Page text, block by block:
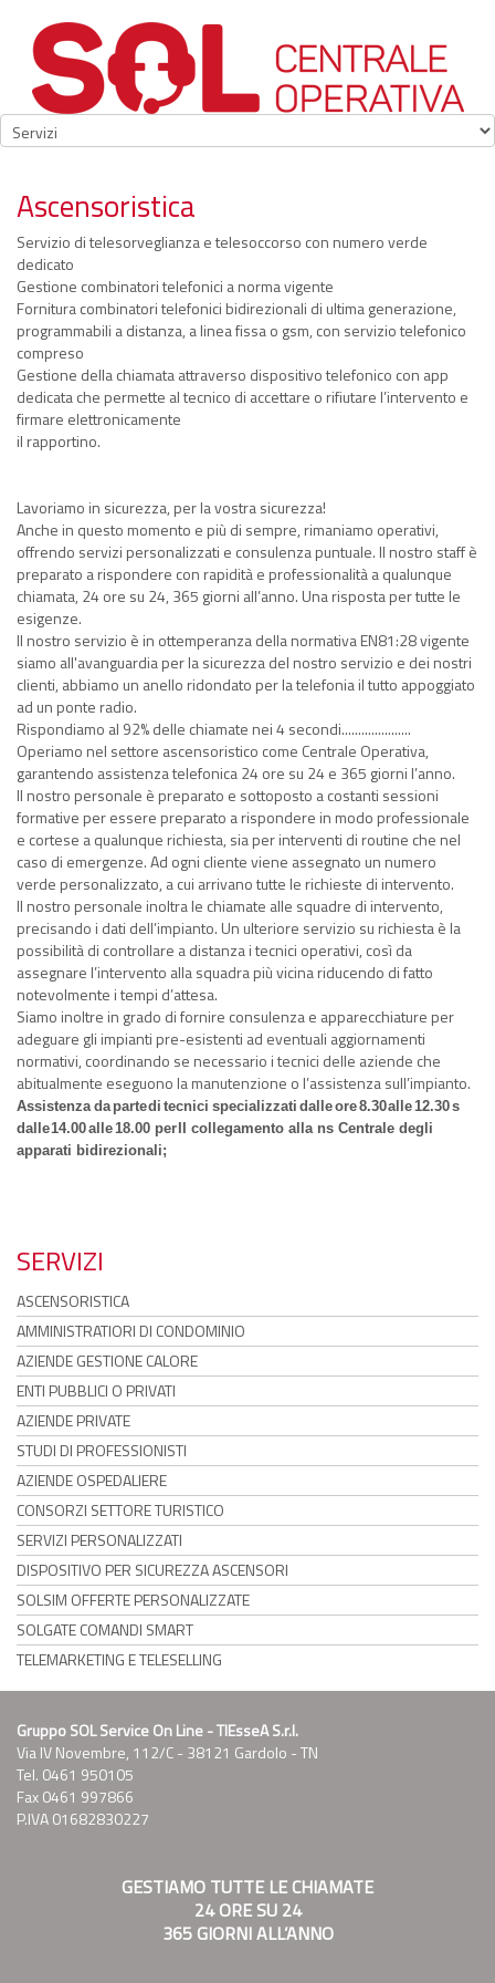
Ascensoristica
Servizio di telesorveglianza e telesoccorso con numero verde
dedicato
Gestione combinatori telefonici a norma vigente
Fornitura combinatori telefonici bidirezionali di ultima generazione,
programmabili a distanza, a linea fissa o gsm, con servizio telefonico
compreso
Gestione della chiamata attraverso dispositivo telefonico con app
dedicata che permette al tecnico di accettare o rifiutare l’intervento e
firmare elettronicamente
il rapportino.
Lavoriamo in sicurezza, per la vostra sicurezza!
Anche in questo momento e più di sempre, rimaniamo operativi,
offrendo servizi personalizzati e consulenza puntuale. Il nostro staff è
preparato a rispondere con rapidità e professionalità a qualunque
chiamata, 24 ore su 24, 365 giorni all’anno. Una risposta per tutte le
esigenze.
Il nostro servizio è in ottemperanza della normativa EN81:28 vigente
siamo all'avanguardia per la sicurezza del nostro servizio e dei nostri
clienti, abbiamo un anello ridondato per la telefonia il tutto appoggiato
ad un ponte radio.
Rispondiamo al 92% delle chiamate nei 4 secondi.....................
Operiamo nel settore ascensoristico come Centrale Operativa,
garantendo assistenza telefonica 24 ore su 24 e 365 giorni l’anno.
Il nostro personale è preparato e sottoposto a costanti sessioni
formative per essere preparato a rispondere in modo professionale
e cortese a qualunque richiesta, sia per interventi di routine che nel
caso di emergenze. Ad ogni cliente viene assegnato un numero
verde personalizzato, a cui arrivano tutte le richieste di intervento.
Il nostro personale inoltra le chiamate alle squadre di intervento,
precisando i dati dell’impianto. Un ulteriore servizio su richiesta è la
possibilità di controllare a distanza i tecnici operativi, così da
assegnare l’intervento alla squadra più vicina riducendo di fatto
notevolmente i tempi d’attesa.
Siamo inoltre in grado di fornire consulenza e apparecchiature per
adeguare gli impianti pre-esistenti ad eventuali aggiornamenti
normativi, coordinando se necessario i tecnici delle aziende che
abitualmente eseguono la manutenzione o l’assistenza sull’impianto.
Assistenza da partedi tecnici specializzati dalleore8.30alle12.30s
dalle14.00alle18.00 per
II collegamento alla ns Centrale degli
apparati bidirezionali;
SERVIZI
ASCENSORISTICA
AMMINISTRATIORI DI CONDOMINIO
AZIENDE GESTIONE CALORE
ENTI PUBBLICI O PRIVATI
AZIENDE PRIVATE
STUDI DI PROFESSIONISTI
AZIENDE OSPEDALIERE
CONSORZI SETTORE TURISTICO
SERVIZI PERSONALIZZATI
DISPOSITIVO PER SICUREZZA ASCENSORI
SOLSIM OFFERTE PERSONALIZZATE
SOLGATE COMANDI SMART
TELEMARKETING E TELESELLING
Gruppo SOL Service On Line - TIEsseA S.r.l.
Via IV Novembre, 112/C - 38121 Gardolo - TN
Tel. 0461 950105
Fax 0461 997866
P.IVA 01682830227
GESTIAMO TUTTE LE CHIAMATE
24 ORE SU 24
365 GIORNI ALL’ANNO